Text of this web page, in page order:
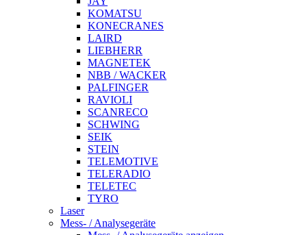
KOMATSU
KONECRANES
LAIRD
LIEBHERR
MAGNETEK
NBB / WACKER
PALFINGER
RAVIOLI
SCANRECO
SCHWING
SEIK
STEIN
TELEMOTIVE
TELERADIO
TELETEC
TYRO
Laser
Mess- / Analysegeräte